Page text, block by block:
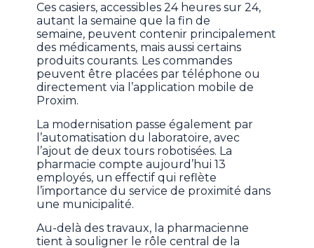
Ces casiers, accessibles 24 heures sur 24,
autant la semaine que la fin de
semaine, peuvent contenir principalement
des médicaments, mais aussi certains
produits courants. Les commandes
peuvent être placées par téléphone ou
directement via l’application mobile de
Proxim.
La modernisation passe également par
l’automatisation du laboratoire, avec
l’ajout de deux tours robotisées. La
pharmacie compte aujourd’hui 13
employés, un effectif qui reflète
l’importance du service de proximité dans
une municipalité.
Au-delà des travaux, la pharmacienne
tient à souligner le rôle central de la